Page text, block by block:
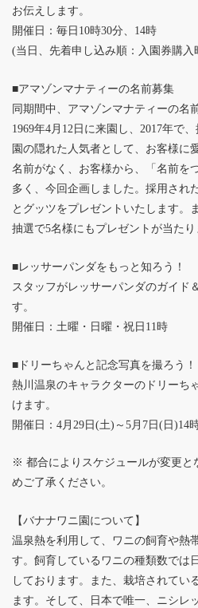
お伝えします。
開催日：毎日10時30分、14時
(当日、先着申し込み順：入園券購入
■アマゾンマナティーの名前募集
同期間中、アマゾンマナティーの名
1969年4月12日に来園し、2017年で
園の隠れた人気者として、お客様に
名前がなく、お客様から、「名前を
多く、今回企画しました。採用され
とグッツをプレゼントいたします。
抽選で5名様にもプレゼントが当たり
■レッサーパンダをもっと知ろう！
スタッフがレッサーパンダのガイド
す。
開催日：土曜・日曜・祝日11時
■ドリーちゃんと記念写真を撮ろう！
熱川温泉のキャラクターのドリーち
けます。
開催日：4月29日(土)～5月7日(日)14
※ 都合によりスケジュールが変更と
めご了承ください。
【バナナワニ園について】
温泉熱を利用して、ワニの飼育や熱
す。飼育しているワニの種類数では
しております。また、栽培されてい
ます。そして、日本で唯一、ニシレ